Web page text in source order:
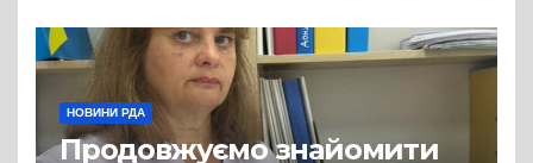
НОВИНИ РДА
Продовжуємо знайомити